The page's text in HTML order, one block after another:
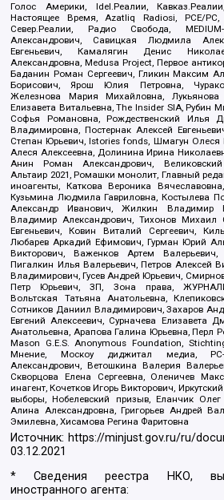
Голос Америки, Idel.Реалии,
Настоящее Время, Azatliq Radiosi, PCE/PC,
Север.Реалии, Радио Свобода,
Александрович, Савицкая Людмила
Евгеньевич, Камалягин Денис
Александровна, Medusa Project, Первое
Баданин Роман Сергеевич, Гликин Максим
Борисович, Ярош Юлия Петровна,
Железнова Мария Михайловна,
Елизавета Витальевна, The Insider SIA, Рубин
Софья Романовна, Рождественский Илья
Владимировна, Постернак Алексей
Степан Юрьевич, Istories fonds, Шмагун Олеся
Алеся Алексеевна, Долинина Ирина
Анин Роман Александрович,
Альтаир 2021, Ромашки монолит, Главный
иноагенты, Каткова Вероника
Кузьмина Людмила Гавриловна, Костылева
Александр Иванович, Жилкин Владимир
Владимир Александрович, Тихонов Михаил
Евгеньевич, Ковин Виталий Сергеевич,
Любарев Аркадий Ефимович, Гурман Юрий
Викторович, Важенков Артем
Пигалкин Илья Валерьевич, Петров Алексей
Владимирович, Гусев Андрей Юрьевич,
Петр Юрьевич, ЗП, Зона права,
Вольтская Татьяна Анатольевна,
Сотников Даниил Владимирович, Захаров
Евгений Алексеевич, Сурначева Елизавета
Анатольевна, Арапова Галина Юрьевна, Перл
Mason G.E.S. Anonymous Foundation,
Мнение, Москоу диджитал медиа, РС-
Александрович, Ветошкина Валерия
Скворцова Елена Сергеевна, Оленичев
инагент, Кочетков Игорь Викторович,
выборы, Нобелевский призыв, Еланчик Олег
Алина Александровна, Григорьев Андрей
Эмилевна, Хисамова Регина Фаритовна
Источник: https://minjust.gov.ru/ru/
03.12.2021
* Сведения реестра НКО,
иностранного агента: